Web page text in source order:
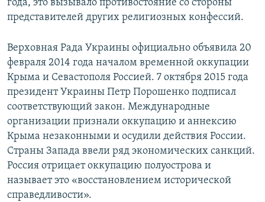
года, это вызывало противостояние со стороны
представителей других религиозных конфессий.
Верховная Рада Украины официально объявила 20
февраля 2014 года началом временной оккупации
Крыма и Севастополя Россией. 7 октября 2015 года
президент Украины Петр Порошенко подписал
соответствующий закон. Международные
организации признали оккупацию и аннексию
Крыма незаконными и осудили действия России.
Страны Запада ввели ряд экономических санкций.
Россия отрицает оккупацию полуострова и
называет это «восстановлением исторической
справедливости».